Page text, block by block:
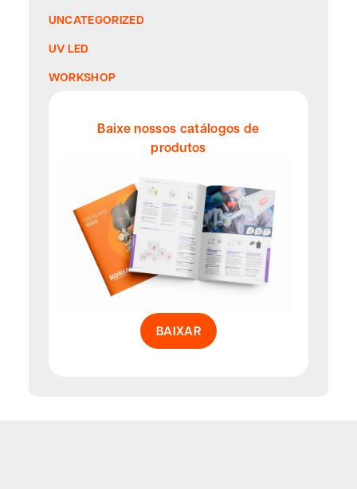
UNCATEGORIZED
UV LED
WORKSHOP
Baixe nossos catálogos de
produtos
BAIXAR